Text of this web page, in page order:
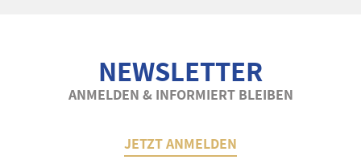
NEWSLETTER
ANMELDEN & INFORMIERT BLEIBEN
JETZT ANMELDEN